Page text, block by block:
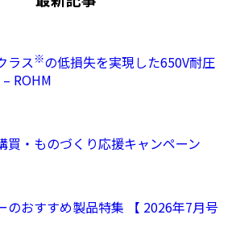
ラス ※の低損失を実現した650V耐圧
ROHM
買・ものづくり応援キャンペーン
のおすすめ製品特集 【 2026年7月号